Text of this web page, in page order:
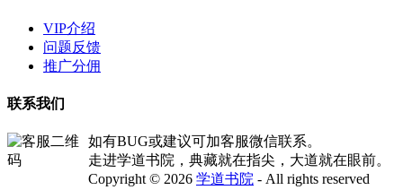
VIP介绍
问题反馈
推广分佣
联系我们
如有BUG或建议可加客服微信联系。
走进学道书院，典藏就在指尖，大道就在眼前。
Copyright © 2026 学道书院 - All rights reserved